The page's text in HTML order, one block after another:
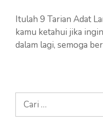
Itulah 9 Tarian Adat
kamu ketahui jika
dalam lagi, semoga
Cari
untuk: